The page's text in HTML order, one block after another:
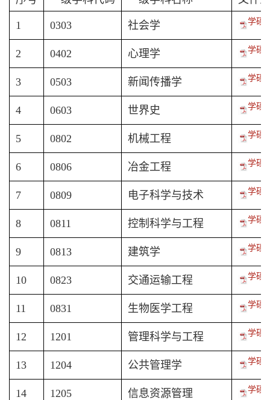
1 0303 社会学 学硕-
2 0402 心理学 学硕-
3 0503 新闻传播学 学硕-
4 0603 世界史 学硕-
5 0802 机械工程 学硕-
6 0806 冶金工程 学硕-
7 0809 电子科学与技术 学硕-
8 0811 控制科学与工程 学硕-
9 0813 建筑学 学硕-
10 0823 交通运输工程 学硕-
11 0831 生物医学工程 学硕-
12 1201 管理科学与工程 学硕-
13 1204 公共管理学 学硕-
14 1205 信息资源管理 学硕-